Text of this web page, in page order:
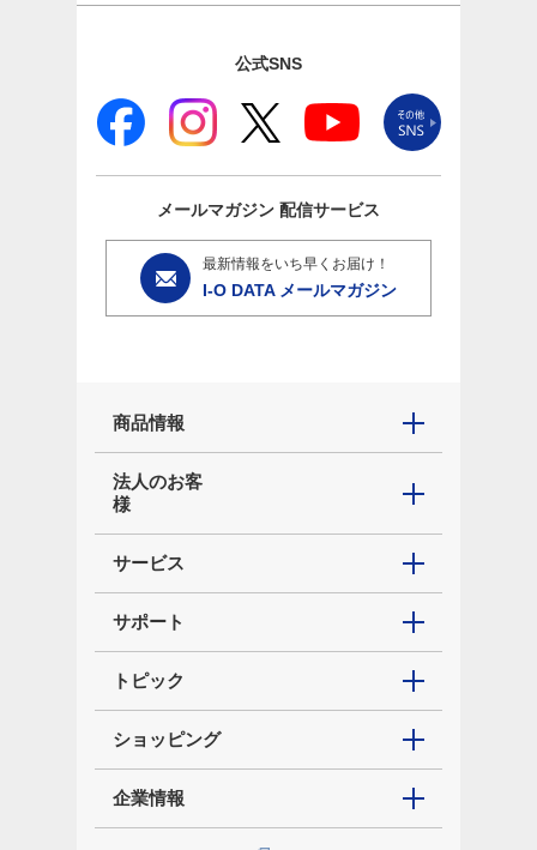
公式SNS
メールマガジン 配信サービス
最新情報をいち早くお届け！
I-O DATA メールマガジン
商品情報
法人のお客
様
サービス
サポート
トピック
ショッピング
企業情報